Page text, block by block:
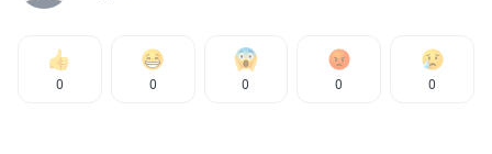
0 0 0 0 0